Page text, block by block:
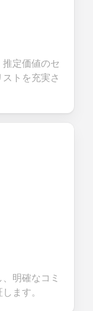
定価値のセ
トを充実さ
明確なコミ
ます。